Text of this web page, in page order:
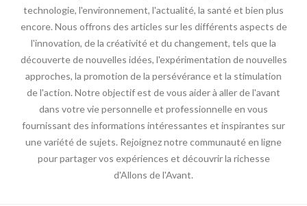
technologie, l'environnement, l'actualité, la santé et bien plus
encore. Nous offrons des articles sur les différents aspects de
l'innovation, de la créativité et du changement, tels que la
découverte de nouvelles idées, l'expérimentation de nouvelles
approches, la promotion de la persévérance et la stimulation
de l'action. Notre objectif est de vous aider à aller de l'avant
dans votre vie personnelle et professionnelle en vous
fournissant des informations intéressantes et inspirantes sur
une variété de sujets. Rejoignez notre communauté en ligne
pour partager vos expériences et découvrir la richesse
d'Allons de l'Avant.